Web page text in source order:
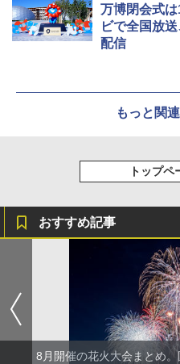
万博閉会式
ビで全国放
配信
もっと関
トップペ
おすすめ記事
8月開催の花火大会まとめ